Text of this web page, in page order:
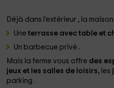
Déjà dans l'extérieur , la maison
Uneterrasse avec table et
Un barbecue privé .
Mais la ferme vous offre des
jeux et les salles de loisirs, les
parking .